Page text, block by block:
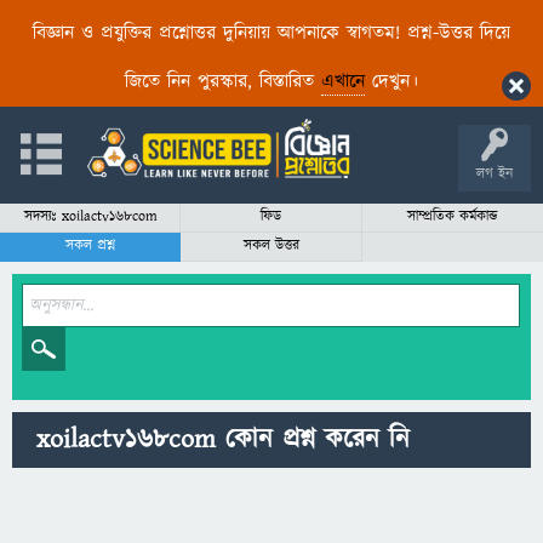
বিজ্ঞান ও প্রযুক্তির প্রশ্নোত্তর দুনিয়ায় আপনাকে স্বাগতম! প্রশ্ন-উত্তর দিয়ে
জিতে নিন পুরস্কার, বিস্তারিত এখানেদেখুন।
লগ ইন
সদস্যঃ xoilactv168com ফিড
সাম্প্রতিক কর্মকান্ড
সকল প্রশ্ন
সকল উত্তর
xoilactv168com কোন প্রশ্ন করেন নি